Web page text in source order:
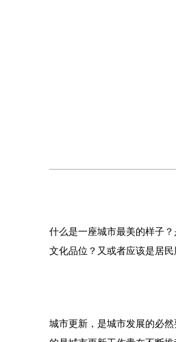
什么是一座城市最美的样子
文化品位？又或者应该是居
城市更新，是城市发展的必